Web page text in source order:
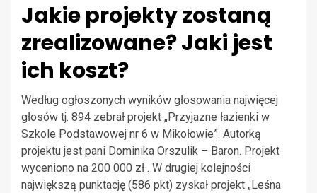
Jakie projekty zostaną
zrealizowane? Jaki jest
ich koszt?
Według ogłoszonych wyników głosowania najwięcej
głosów tj. 894 zebrał projekt „Przyjazne łazienki w
Szkole Podstawowej nr 6 w Mikołowie”. Autorką
projektu jest pani Dominika Orszulik – Baron. Projekt
wyceniono na 200 000 zł . W drugiej kolejności
największą punktację (586 pkt) zyskał projekt „Leśna